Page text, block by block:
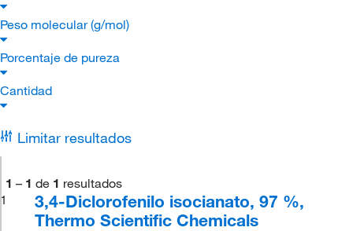
Peso molecular (g/mol)
Porcentaje de pureza
Cantidad
Limitar resultados
1 – 1 de 1 resultados
1
3,4-Diclorofenilo isocianato, 97 %,
Thermo Scientific Chemicals